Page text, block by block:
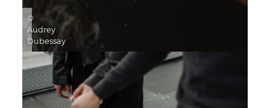
©
Audrey
Dubessay